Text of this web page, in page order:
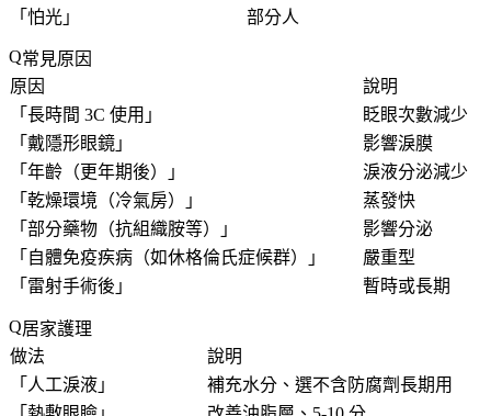
「 怕光 」 部分人
常見原因
原因
說明
「 長時間 3C 使用 」
眨眼次數減少
「 戴隱形眼鏡 」
影響淚膜
「 年齡（更年期後） 」
淚液分泌減少
「 乾燥環境（冷氣房） 」
蒸發快
「 部分藥物（抗組織胺等） 」
影響分泌
「 自體免疫疾病（如休格倫氏症候群） 」
嚴重型
「 雷射手術後 」 暫時或長期
居家護理
做法
說明
「 人工淚液 」
補充水分、選不含防腐劑長期用